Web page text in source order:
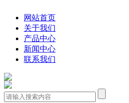
网站首页
关于我们
产品中心
新闻中心
联系我们